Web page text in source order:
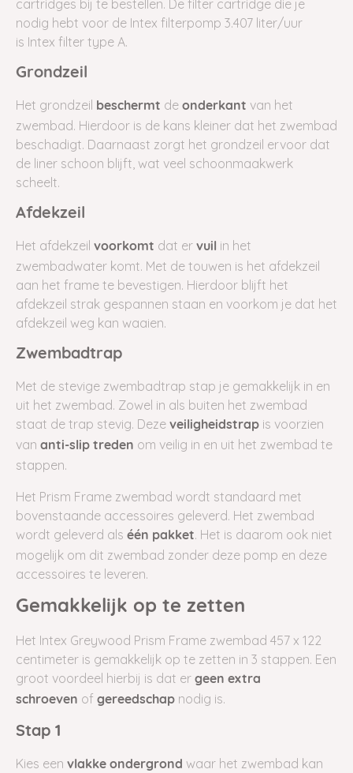
cartridges bij te bestellen. De filter cartridge die je
nodig hebt voor de Intex filterpomp 3.407 liter/uur
is Intex filter type A.
Grondzeil
Het grondzeil beschermt de onderkant van het
zwembad. Hierdoor is de kans kleiner dat het zwembad
beschadigt. Daarnaast zorgt het grondzeil ervoor dat
de liner schoon blijft, wat veel schoonmaakwerk
scheelt.
Afdekzeil
Het afdekzeil voorkomt dat er vuil in het
zwembadwater komt. Met de touwen is het afdekzeil
aan het frame te bevestigen. Hierdoor blijft het
afdekzeil strak gespannen staan en voorkom je dat het
afdekzeil weg kan waaien.
Zwembadtrap
Met de stevige zwembadtrap stap je gemakkelijk in en
uit het zwembad. Zowel in als buiten het zwembad
staat de trap stevig. Deze veiligheidstrap is voorzien
van anti-slip treden om veilig in en uit het zwembad te
stappen.
Het Prism Frame zwembad wordt standaard met
bovenstaande accessoires geleverd. Het zwembad
wordt geleverd als één pakket. Het is daarom ook niet
mogelijk om dit zwembad zonder deze pomp en deze
accessoires te leveren.
Gemakkelijk op te zetten
Het Intex Greywood Prism Frame zwembad 457 x 122
centimeter is gemakkelijk op te zetten in 3 stappen. Een
groot voordeel hierbij is dat er geen extra
schroeven of gereedschap nodig is.
Stap 1
Kies een vlakke ondergrond waar het zwembad kan